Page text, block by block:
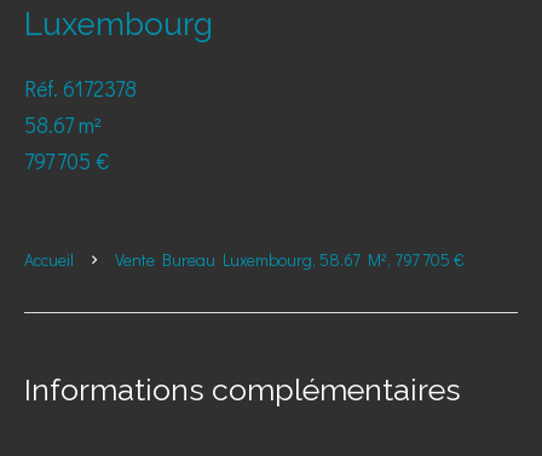
Luxembourg
Réf. 6172378
58.67 m²
797 705 €
Accueil Vente Bureau Luxembourg, 58.67 M², 797 705 €
Informations complémentaires